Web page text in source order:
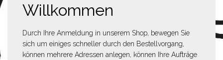
Willkommen
Durch Ihre Anmeldung in unserem Shop, bewegen Sie
sich um einiges schneller durch den Bestellvorgang,
können mehrere Adressen anlegen, können Ihre Aufträge